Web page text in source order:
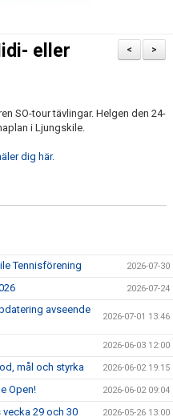
>
<
eller
SO-tour tävlingar. Helgen den 24-
i Ljungskile.
dig här.
Tennisförening 2026-07-30
2026-07-24
avseende
2026-07-01 13:46
2026-06-03 12:00
mål och styrka 2026-06-02 19:15
Open! 2026-06-02 09:04
29 och 30 2026-05-26 13:00